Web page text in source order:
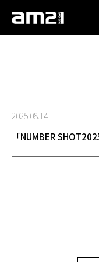
2025.08.14
「NUMBER